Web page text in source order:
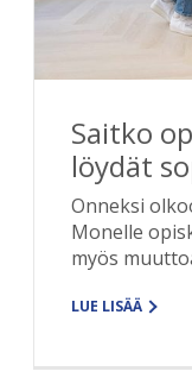
Saitko
löydät
Onneksi
Monelle
myös
LUE LISÄÄ